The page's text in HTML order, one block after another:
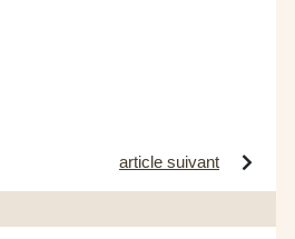
article suivant